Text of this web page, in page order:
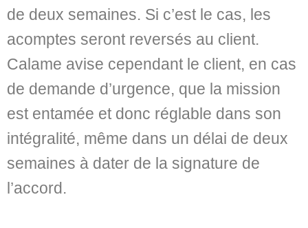
de deux semaines. Si c’est le cas, les
acomptes seront reversés au client.
Calame avise cependant le client, en cas
de demande d’urgence, que la mission
est entamée et donc réglable dans son
intégralité, même dans un délai de deux
semaines à dater de la signature de
l’accord.